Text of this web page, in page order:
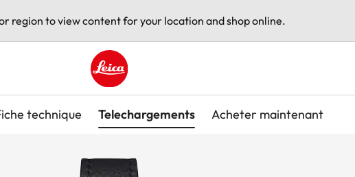
region to view content for your location and shop online.
Leica logo - Home
technique Telechargements Acheter maintenant